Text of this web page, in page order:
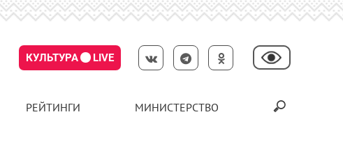
КУЛЬТУРА LIVE
РЕЙТИНГИ МИНИСТЕРСТВО